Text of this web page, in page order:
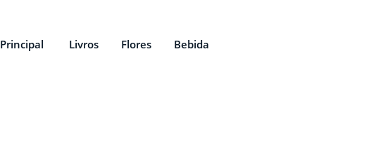
Principal Livros Flores Bebida